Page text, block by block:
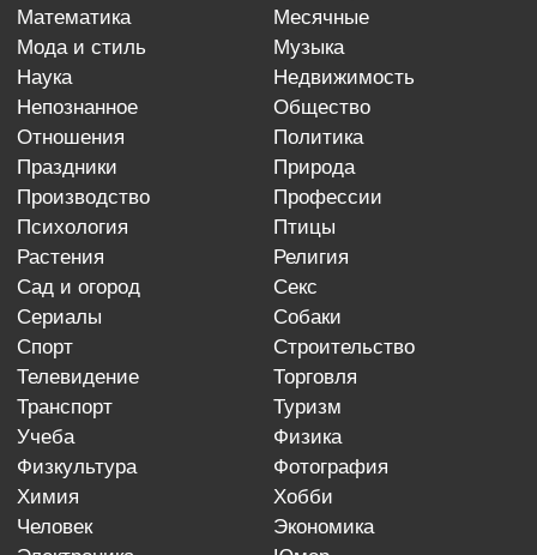
математика
месячные
мода и стиль
музыка
наука
недвижимость
непознанное
общество
отношения
политика
праздники
природа
производство
профессии
психология
птицы
растения
религия
сад и огород
секс
сериалы
собаки
спорт
строительство
телевидение
торговля
транспорт
туризм
учеба
физика
физкультура
фотография
химия
хобби
человек
экономика